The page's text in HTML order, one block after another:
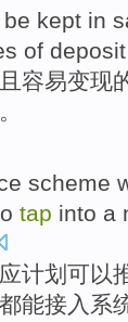
kept in
of deposit
且 容易变现
scheme
tap into a
计划可以
能接入系